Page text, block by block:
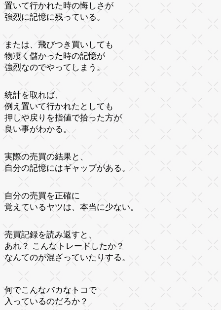
置いて行かれた時の悔しさが
強烈に記憶に残っている。
または、飛びつき買いしても
物凄く儲かった時の記憶が
強烈なのでやってしまう。
統計を取れば、
例え置いて行かれたとしても
押しや戻りを指値で拾った方が
良い事がわかる。
実際の売買の結果と、
自分の記憶にはギャップがある。
自分の売買を正確に
覚えているヤツは、本当に少ない。
売買記録を読み返すと、
あれ？ こんなトレードしたか？
なんてのが混ざっていたりする。
何でこんなバカなトコで
入っているのだろか？